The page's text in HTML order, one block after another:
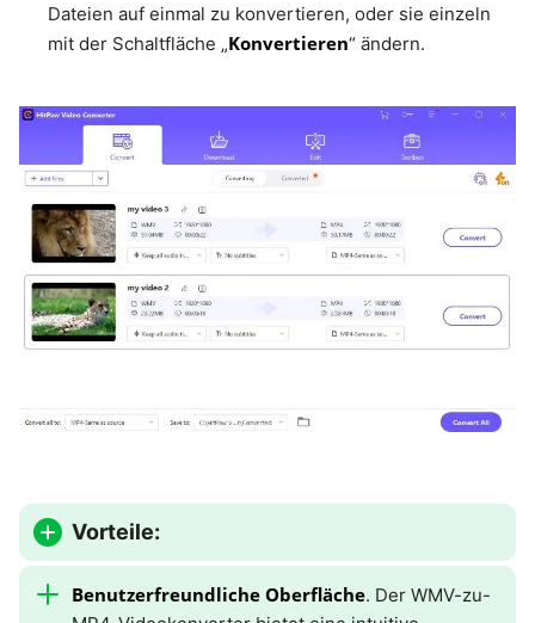
Dateien auf einmal zu konvertieren, oder sie einzeln
mit der Schaltfläche „Konvertieren“ ändern.
Vorteile:
Benutzerfreundliche Oberfläche. Der WMV-zu-